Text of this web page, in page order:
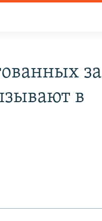
за
в